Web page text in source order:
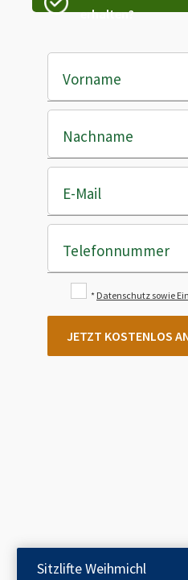
erhalten?
Vorname
Nachname
E-Mail
Telefonnummer
* Datenschutz sowie
JETZT KOSTENLOS
SitzlifteWeihmichl